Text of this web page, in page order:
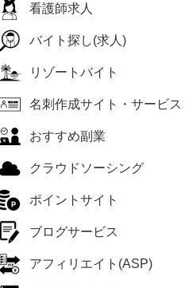
看護師求人
バイト探し(求人)
リゾートバイト
名刺作成サイト・サービス
おすすめ副業
クラウドソーシング
ポイントサイト
ブログサービス
アフィリエイト(ASP)